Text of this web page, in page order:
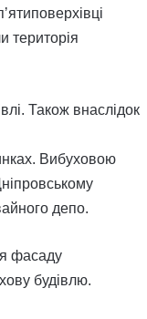
територія
Також внаслідок
Вибуховою
депо.
фасаду
будівлю.